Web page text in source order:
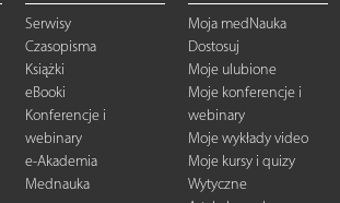
Serwisy
Czasopisma
Książki
eBooki
Konferencje i
webinary
e-Akademia
Mednauka
Moja medNauka
Dostosuj
Moje ulubione
Moje konferencje i
webinary
Moje wykłady video
Moje kursy i quizy
Wytyczne